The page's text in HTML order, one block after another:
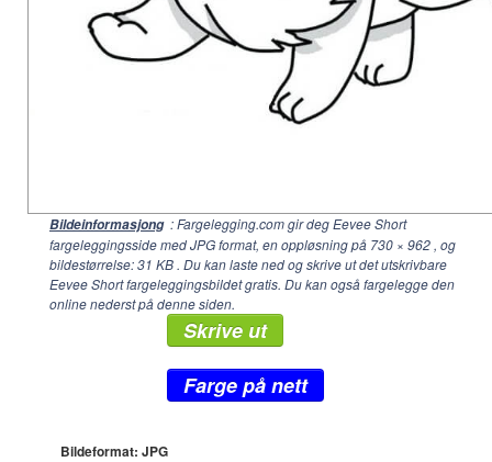
Bildeinformasjong : Fargelegging.com gir deg Eevee Short
fargeleggingsside med JPG format, en oppløsning på 730 × 962 , og
bildestørrelse: 31 KB . Du kan laste ned og skrive ut det utskrivbare
Eevee Short fargeleggingsbildet gratis. Du kan også fargelegge den
online nederst på denne siden.
Skrive ut
Farge på nett
Bildeformat: JPG